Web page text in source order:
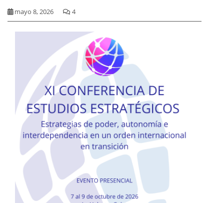
mayo 8, 2026 4